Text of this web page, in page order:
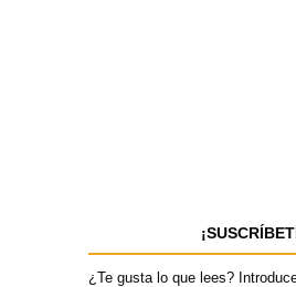
¿Te gusta lo que lees?